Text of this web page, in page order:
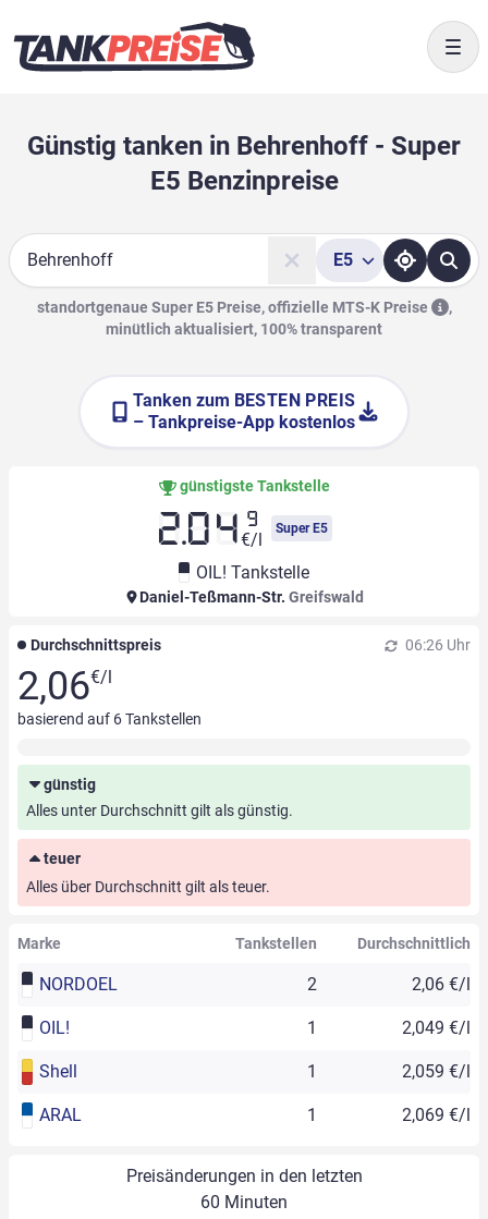
Günstig tanken in Behrenhoff - Super
E5 Benzinpreise
Suche
E5
standortgenaue Super E5 Preise, offizielle MTS-K Preise
,
minütlich aktualisiert, 100% transparent
Tanken zum BESTEN PREIS
– Tankpreise-App kostenlos
günstigste Tankstelle
2.04 9
€/l
Super E5
OIL! Tankstelle
Daniel-Teßmann-Str. Greifswald
Durchschnittspreis 06:26 Uhr
2,06€/l
basierend auf 6Tankstellen
günstig
Alles unter Durchschnitt gilt als günstig.
teuer
Alles über Durchschnitt gilt als teuer.
Marke Tankstellen Durchschnittlich
NORDOEL 2 2,06 €/l
OIL! 1 2,049 €/l
Shell 1 2,059 €/l
ARAL 1 2,069 €/l
Preisänderungen in den letzten
60 Minuten